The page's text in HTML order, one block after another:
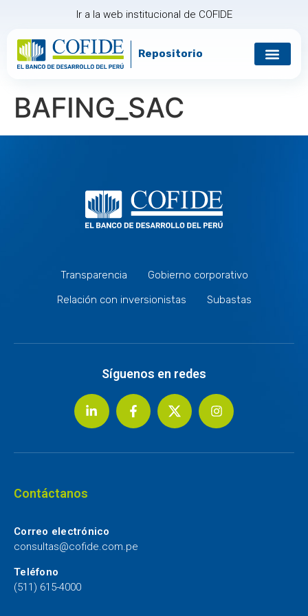
Ir a la web institucional de COFIDE
Repositorio
BAFING_SAC
Transparencia
Gobierno corporativo
Relación con inversionistas
Subastas
Síguenos en redes
Contáctanos
Correo electrónico
consultas@cofide.com.pe
Teléfono
(511) 615-4000